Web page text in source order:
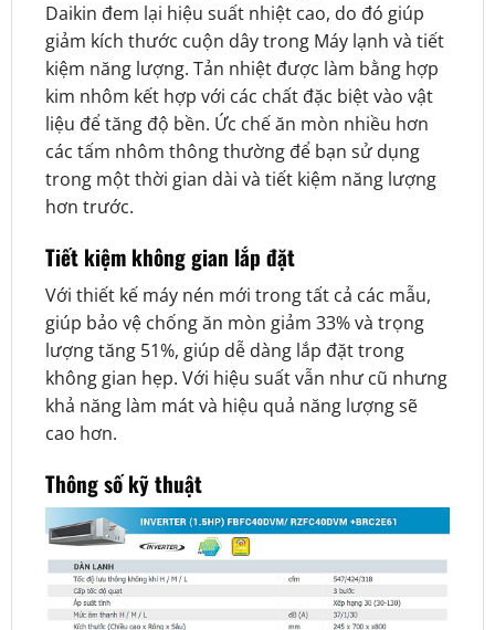
Daikin đem lại hiệu suất nhiệt cao, do đó giúp
giảm kích thước cuộn dây trong Máy lạnh và tiết
kiệm năng lượng. Tản nhiệt được làm bằng hợp
kim nhôm kết hợp với các chất đặc biệt vào vật
liệu để tăng độ bền. Ức chế ăn mòn nhiều hơn
các tấm nhôm thông thường để bạn sử dụng
trong một thời gian dài và tiết kiệm năng lượng
hơn trước.
Tiết kiệm không gian lắp đặt
Với thiết kế máy nén mới trong tất cả các mẫu,
giúp bảo vệ chống ăn mòn giảm 33% và trọng
lượng tăng 51%, giúp dễ dàng lắp đặt trong
không gian hẹp. Với hiệu suất vẫn như cũ nhưng
khả năng làm mát và hiệu quả năng lượng sẽ
cao hơn.
Thông số kỹ thuật